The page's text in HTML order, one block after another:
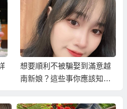
想要順利不被騙娶到滿意越
南新娘？這些事你應該知